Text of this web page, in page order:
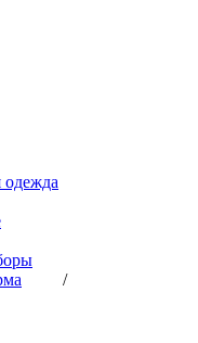
одежда
/